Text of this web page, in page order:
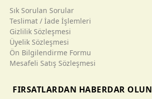
Sık Sorulan Sorular
Teslimat / İade İşlemleri
Gizlilik Sözleşmesi
Üyelik Sözleşmesi
Ön Bilgilendirme Formu
Mesafeli Satış Sözleşmesi
FIRSATLARDAN HABERDAR OLUN